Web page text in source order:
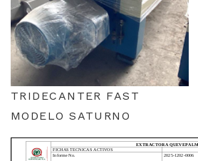
TRIDECANTER FAST
MODELO SATURNO